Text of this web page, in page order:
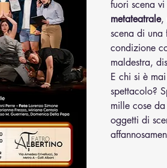
fuori scena
metateatrale,
scena di una
condizione
maldestra,
E chi si è
spettacolo?
mille cose
oggetti di